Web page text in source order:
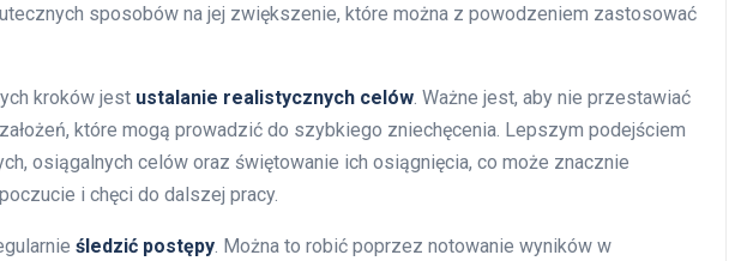
sposobów na jej zwiększenie, które można z powodzeniem zastosować
kroków jest ustalanie realistycznych celów. Ważne jest, aby nie przestawiać
które mogą prowadzić do szybkiego zniechęcenia. Lepszym podejściem
osiągalnych celów oraz świętowanie ich osiągnięcia, co może znacznie
i chęci do dalszej pracy.
śledzić postępy. Można to robić poprzez notowanie wyników w